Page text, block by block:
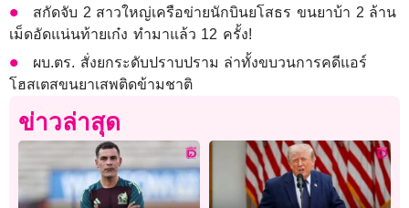
สกัดจับ 2 สาวใหญ่เครือข่ายนักบินยโสธร ขนยาบ้า 2 ล้าน
เม็ดอัดแน่นท้ายเก๋ง ทำมาแล้ว 12 ครั้ง!
ผบ.ตร. สั่งยกระดับปราบปราม ล่าทั้งขบวนการคดีแอร์
โฮสเตสขนยาเสพติดข้ามชาติ
ข่าวล่าสุด